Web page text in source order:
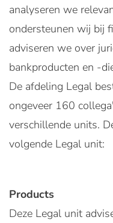
analyseren we
ondersteunen wij bij
adviseren we over
bankproducten en -
De afdeling Legal
ongeveer 160
verschillende units.
volgende Legal unit:
Products
Deze Legal unit